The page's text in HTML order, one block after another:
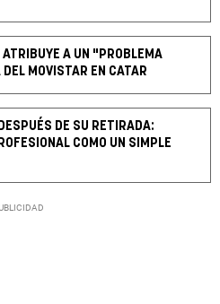
ATRIBUYE A UN "PROBLEMA
MOVISTAR EN CATAR
DE SU RETIRADA:
COMO UN SIMPLE